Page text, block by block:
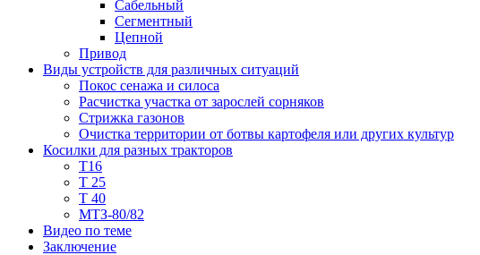
Сабельный
Сегментный
Цепной
Привод
Виды устройств для различных ситуаций
Покос сенажа и силоса
Расчистка участка от зарослей сорняков
Стрижка газонов
Очистка территории от ботвы картофеля или других культур
Косилки для разных тракторов
Т16
Т 25
Т 40
МТЗ-80/82
Видео по теме
Заключение